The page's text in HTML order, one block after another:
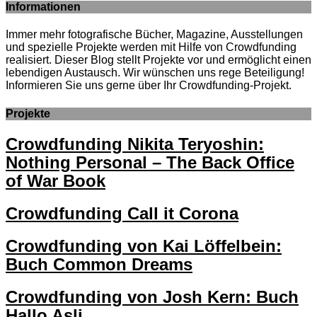
Informationen
Immer mehr fotografische Bücher, Magazine, Ausstellungen
und spezielle Projekte werden mit Hilfe von Crowdfunding
realisiert. Dieser Blog stellt Projekte vor und ermöglicht einen
lebendigen Austausch. Wir wünschen uns rege Beteiligung!
Informieren Sie uns gerne über Ihr Crowdfunding-Projekt.
Projekte
Crowdfunding Nikita Teryoshin:
Nothing Personal – The Back Office
of War Book
Crowdfunding Call it Corona
Crowdfunding von Kai Löffelbein:
Buch Common Dreams
Crowdfunding von Josh Kern: Buch